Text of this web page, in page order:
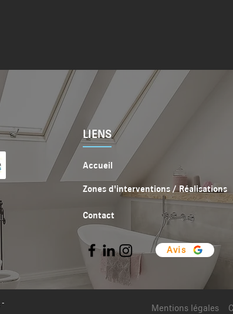
LIENS
Accueil
Zones d'interventions / Réalisations
Contact
Avis
-
Mentions légales